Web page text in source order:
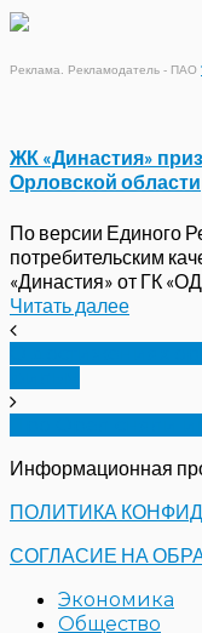
Реклама. Рекламодатель - ПАО
ЖК «Династия»
Орловской области
По версии Единого
потребительским
«Династия» от ГК
Читать далее
Информационная
ПОЛИТИКА
СОГЛАСИЕ НА
Экономика
Общество